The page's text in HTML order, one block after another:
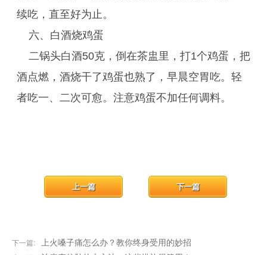
续吃，直至好为止。
六、白酒烧鸡蛋
二锅头白酒50克，倒在茶盅里，打1个鸡蛋，把
酒点燃，酒烧干了鸡蛋也熟了，早晨空胃吃。轻
者吃一、二次可愈。注意鸡蛋不加任何调料。
下一篇: 上火嗓子痛怎么办？教你终身受用的妙招
下一篇
上一篇